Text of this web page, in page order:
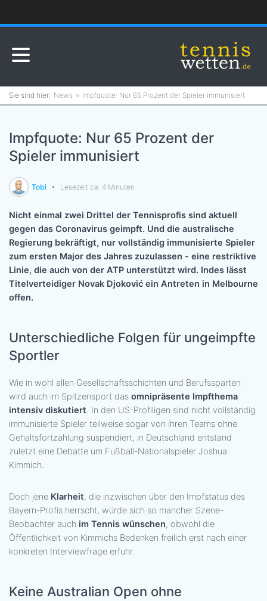
News Impfquote: Nur 65 Prozent der Spieler immunisiert
Impfquote: Nur 65 Prozent der
Spieler immunisiert
Tobi Lesezeit ca. 4 Minuten
Nicht einmal zwei Drittel der Tennisprofis sind aktuell
gegen das Coronavirus geimpft. Und die australische
Regierung bekräftigt, nur vollständig immunisierte Spieler
zum ersten Major des Jahres zuzulassen - eine restriktive
Linie, die auch von der ATP unterstützt wird. Indes lässt
Titelverteidiger Novak Djoković ein Antreten in Melbourne
offen.
Unterschiedliche Folgen für ungeimpfte
Sportler
Wie in wohl allen Gesellschaftsschichten und Berufssparten
wird auch im Spitzensport das omnipräsente Impfthema
intensiv diskutiert. In den US-Profiligen sind nicht vollständig
immunisierte Spieler teilweise sogar von ihren Teams ohne
Gehaltsfortzahlung suspendiert, in Deutschland entstand
zuletzt eine Debatte um Fußball-Nationalspieler Joshua
Kimmich.
Doch jene Klarheit, die inzwischen über den Impfstatus des
Bayern-Profis herrscht, würde sich so mancher Szene-
Beobachter auch im Tennis wünschen, obwohl die
Öffentlichkeit von Kimmichs Bedenken freilich erst nach einer
konkreten Interviewfrage erfuhr.
Keine Australian Open ohne